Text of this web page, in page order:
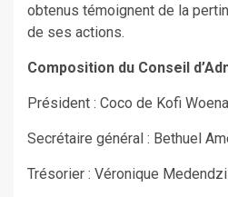
obtenus témoignent de la
de ses actions.
Composition du Conseil
Président : Coco de Kofi
Secrétaire général : Bethuel
Trésorier : Véronique Medendzi